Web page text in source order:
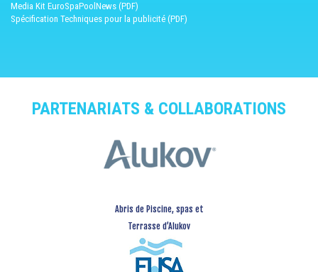
Media Kit EuroSpaPoolNews (PDF)
Spécification Techniques pour la publicité (PDF)
PARTENARIATS & COLLABORATIONS
Abris de Piscine, spas et
Terrasse d’Alukov